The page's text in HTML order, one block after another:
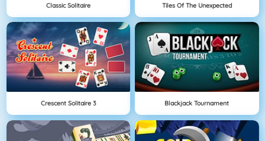
Classic Solitaire Tiles Of The Unexpected
Crescent Solitaire 3 Blackjack Tournament